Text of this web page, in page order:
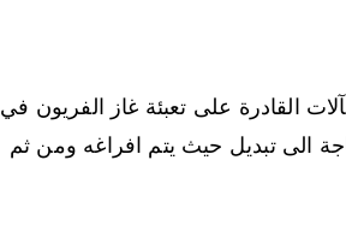
القادرة على تعبئة غاز الفريون في
الى تبديل حيث يتم افراغه ومن ثم